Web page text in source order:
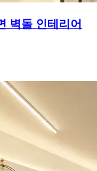
벽돌 인테리어